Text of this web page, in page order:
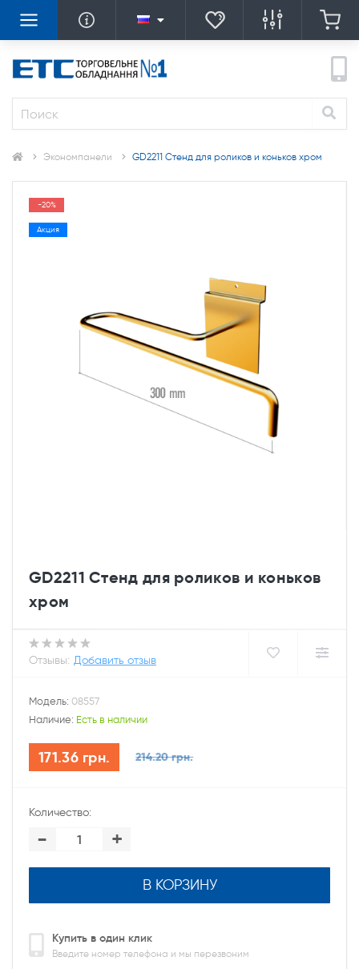
Экономпанели GD2211 Стенд для роликов и коньков хром
-20%
Акция
GD2211 Стенд для роликов и коньков
хром
Отзывы: Добавить отзыв
Модель: 08557
Наличие: Есть в наличии
171.36 грн. 214.20 грн.
Количество:
- +
В КОРЗИНУ
Купить в один клик
Введите номер телефона и мы перезвоним